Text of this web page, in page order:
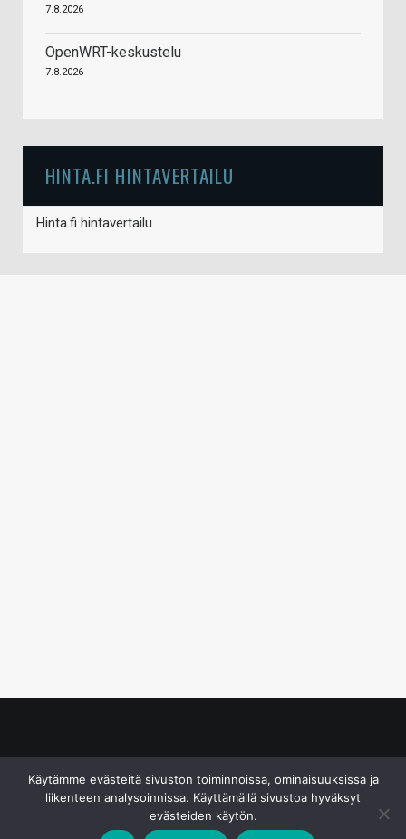
7.8.2026
OpenWRT-keskustelu
7.8.2026
HINTA.FI HINTAVERTAILU
Hinta.fi hintavertailu
Käytämme evästeitä sivuston toiminnoissa, ominaisuuksissa ja
liikenteen analysoinnissa. Käyttämällä sivustoa hyväksyt
evästeiden käytön.